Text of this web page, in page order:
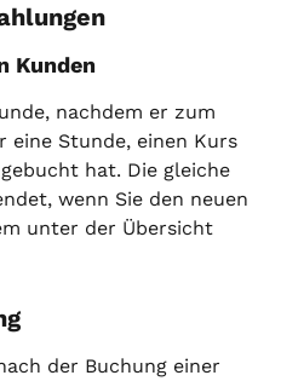
Kunden
nachdem er zum
eine Stunde, einen Kurs
hat. Die gleiche
wenn Sie den neuen
unter der Übersicht
der Buchung einer